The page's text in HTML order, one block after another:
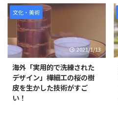
文化・美術
2021/1/13
海外「実用的で洗練された
デザイン」樺細工の桜の樹
皮を生かした技術がすご
い！